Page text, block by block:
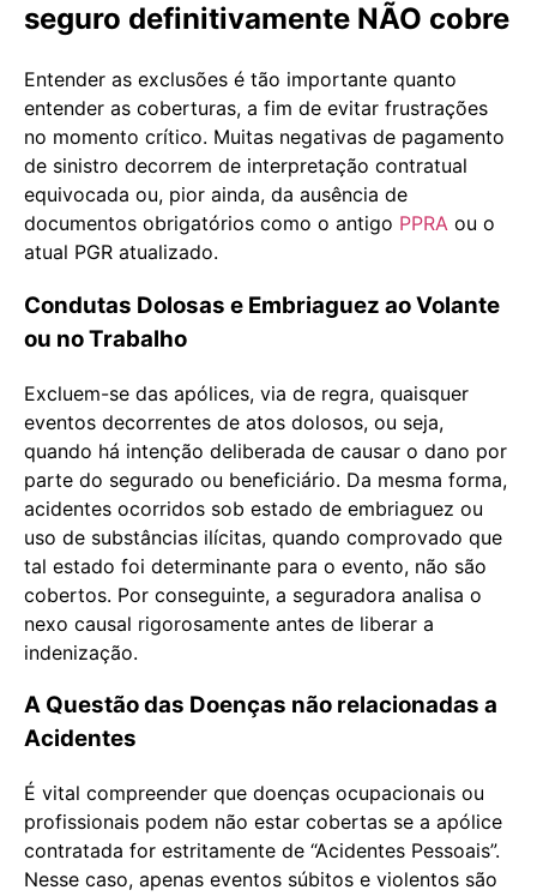
seguro definitivamente NÃO cobre
Entender as exclusões é tão importante quanto
entender as coberturas, a fim de evitar frustrações
no momento crítico. Muitas negativas de pagamento
de sinistro decorrem de interpretação contratual
equivocada ou, pior ainda, da ausência de
documentos obrigatórios como o antigo PPRA ou o
atual PGR atualizado.
Condutas Dolosas e Embriaguez ao Volante
ou no Trabalho
Excluem-se das apólices, via de regra, quaisquer
eventos decorrentes de atos dolosos, ou seja,
quando há intenção deliberada de causar o dano por
parte do segurado ou beneficiário. Da mesma forma,
acidentes ocorridos sob estado de embriaguez ou
uso de substâncias ilícitas, quando comprovado que
tal estado foi determinante para o evento, não são
cobertos. Por conseguinte, a seguradora analisa o
nexo causal rigorosamente antes de liberar a
indenização.
A Questão das Doenças não relacionadas a
Acidentes
É vital compreender que doenças ocupacionais ou
profissionais podem não estar cobertas se a apólice
contratada for estritamente de “Acidentes Pessoais”.
Nesse caso, apenas eventos súbitos e violentos são